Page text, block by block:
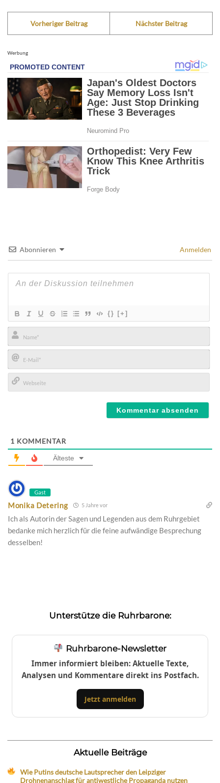
Vorheriger Beitrag Nächster Beitrag
Werbung
Abonnieren Anmelden
{} [+]
Name*
E-
Mail*
1 KOMMENTAR
Älteste
Gast
Monika Detering 5 Jahre vor
Ich als Autorin der Sagen und Legenden aus dem Ruhrgebiet
bedanke mich herzlich für die feine aufwändige Besprechung
desselben!
Unterstütze die Ruhrbarone:
Ruhrbarone-Newsletter
Immer informiert bleiben: Aktuelle Texte,
Analysen und Kommentare direkt ins Postfach.
Jetzt anmelden
Aktuelle Beiträge
Wie Putins deutsche Lautsprecher den Leipziger
Drohnenanschlag für antiwestliche Propaganda nutzen